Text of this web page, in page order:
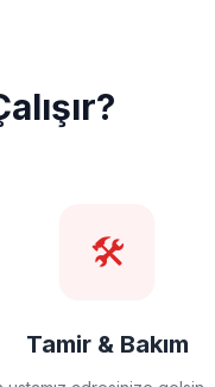
🛠️
Tamir & Bakım